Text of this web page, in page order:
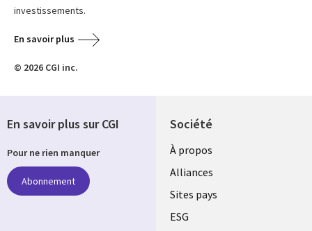
investissements.
En savoir plus
© 2026 CGI inc.
Société
À propos
Alliances
Sites pays
ESG
En savoir plus sur CGI
Pour ne rien manquer
Abonnement